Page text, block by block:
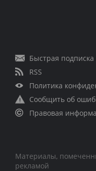
Быстрая подписка
RSS
Политика
Сообщить об
Правовая
Материалы,
рекламой